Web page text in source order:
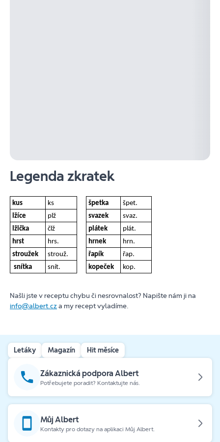
Legenda zkratek
kus ks špetka
špet.
lžíce
plž svazek
svaz.
lžička
člž plátek
plát.
hrst
hrs. hrnek
hrn.
stroužek
strouž. řapík
řap.
snítka
snít. kopeček kop.
Našli jste v receptu chybu či nesrovnalost? Napište nám ji na
info@albert.cza my recept vyladíme.
Letáky Magazín Hit měsíce
Zákaznická podpora Albert
Potřebujete poradit? Kontaktujte nás.
Můj Albert
Kontakty pro dotazy na aplikaci Můj Albert.